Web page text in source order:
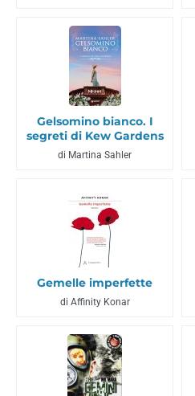
Gelsomino bianco. I
segreti di Kew Gardens
di Martina Sahler
Gemelle imperfette
di Affinity Konar